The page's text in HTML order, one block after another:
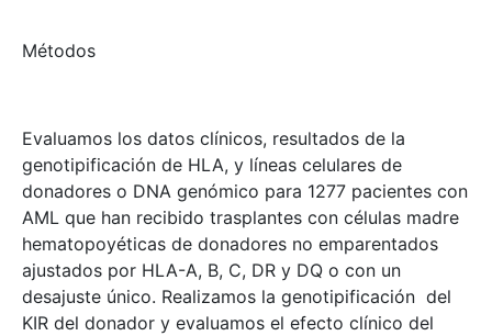
Métodos
Evaluamos los datos clínicos, resultados de la
genotipificación de HLA, y líneas celulares de
donadores o DNA genómico para 1277 pacientes con
AML que han recibido trasplantes con células madre
hematopoyéticas de donadores no emparentados
ajustados por HLA-A, B, C, DR y DQ o con un
desajuste único. Realizamos la genotipificación del
KIR del donador y evaluamos el efecto clínico del